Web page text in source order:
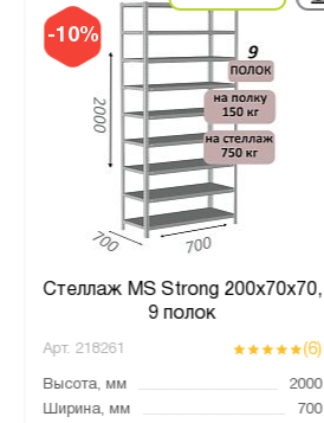
-10%
Стеллаж MS Strong 200х70х70,
9 полок
Арт. 218261 (6)
Высота, мм
2000
Ширина, мм
700